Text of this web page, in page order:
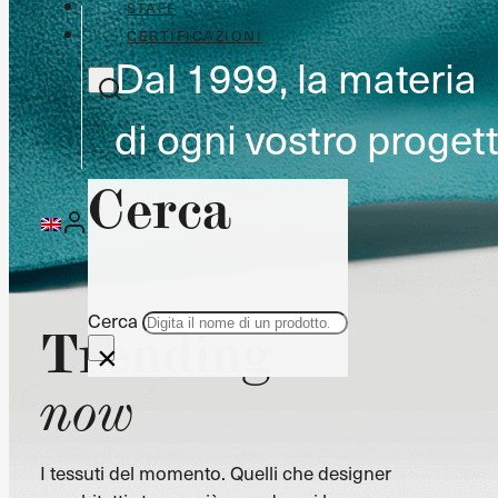
STAFF
CERTIFICAZIONI
Cerca
Cerca
×
Dal 1999, la materia
di ogni vostro
Trending
now
I tessuti del momento. Quelli che designer